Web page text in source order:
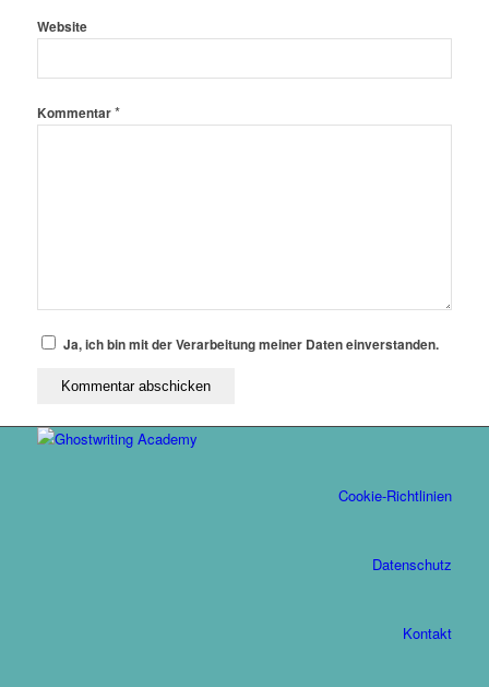
Website
Kommentar*
Ja, ich bin mit der Verarbeitung meiner Daten einverstanden.
Cookie-Richtlinien
Datenschutz
Kontakt